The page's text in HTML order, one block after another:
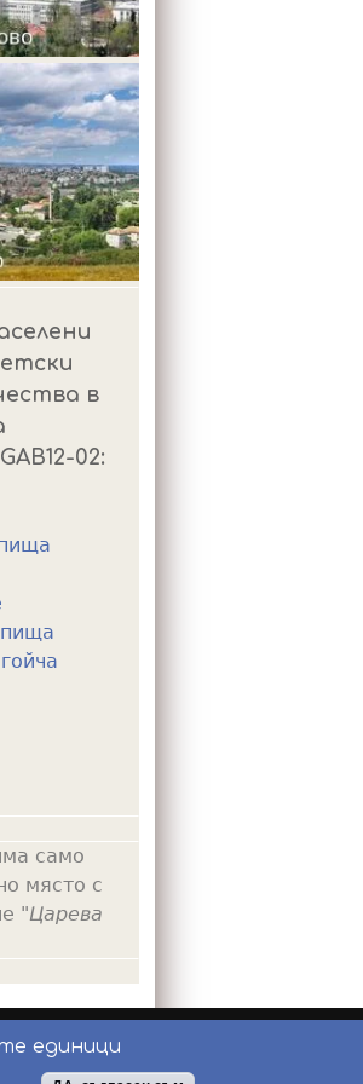
в
02:
само
място с
"Царева
единици